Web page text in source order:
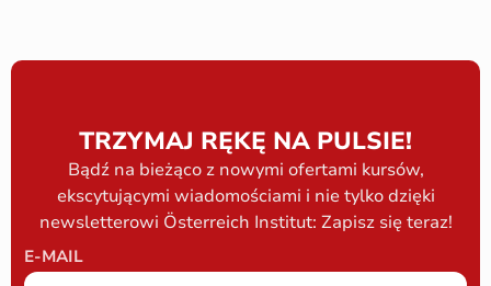
TRZYMAJ RĘKĘ NA PULSIE!
Bądź na bieżąco z nowymi ofertami kursów,
ekscytującymi wiadomościami i nie tylko dzięki
newsletterowi Österreich Institut: Zapisz się teraz!
E-MAIL